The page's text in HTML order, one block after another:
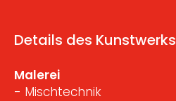
Details des Kunstwerks
Malerei
- Mischtechnik